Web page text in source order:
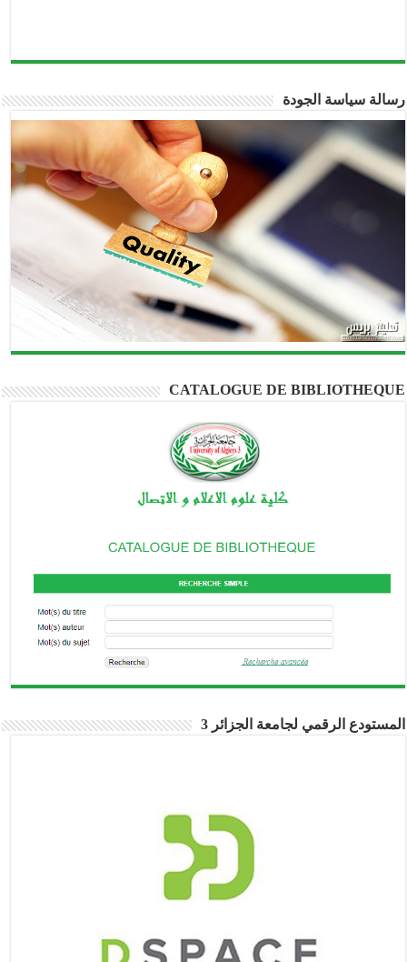
سياسة الجودة
CATALOGUE DE
الرقمي لجامعة الجزائر 3